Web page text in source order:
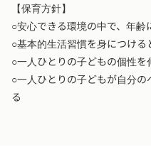
【保育方針】
○安心できる環境の中で、年齢
○基本的生活習慣を身につけ
○一人ひとりの子どもの個性を
○一人ひとりの子どもが自分
る